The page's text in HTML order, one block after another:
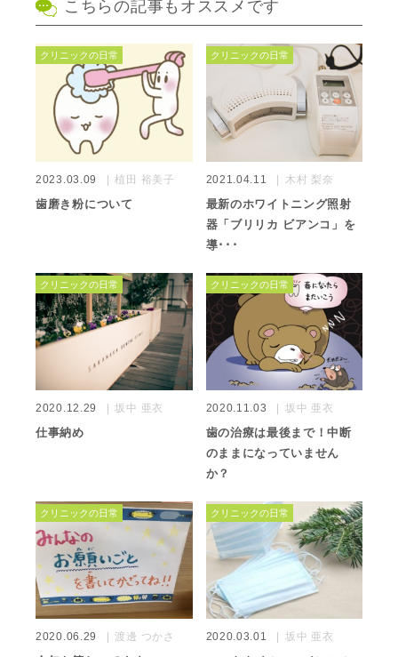
こちらの記事もオススメです
クリニックの日常
2023.03.09 植田 裕美子
歯磨き粉について
クリニックの日常
2021.04.11 木村 梨奈
最新のホワイトニング照射
器「ブリリカ ビアンコ」を
導･･･
クリニックの日常
2020.12.29 坂中 亜衣
仕事納め
クリニックの日常
2020.11.03 坂中 亜衣
歯の治療は最後まで！中断
のままになっていません
か？
クリニックの日常
2020.06.29 渡邊 つかさ
クリニックの日常
2020.03.01 坂中 亜衣